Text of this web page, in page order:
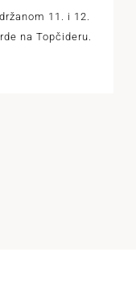
11. i 12.
na Topčideru.